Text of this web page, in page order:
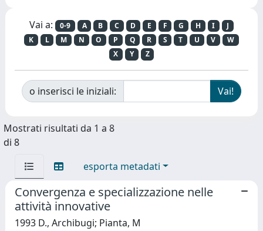
Vai a: 0-9 A B C D E F G H I
J
K
L M N O P Q R S T U V
W
X
Y Z
o inserisci le iniziali:
Mostrati risultati da 1 a 8
di 8
esporta metadati
Convergenza e specializzazione nelle
attività innovative
1993 D., Archibugi; Pianta, M